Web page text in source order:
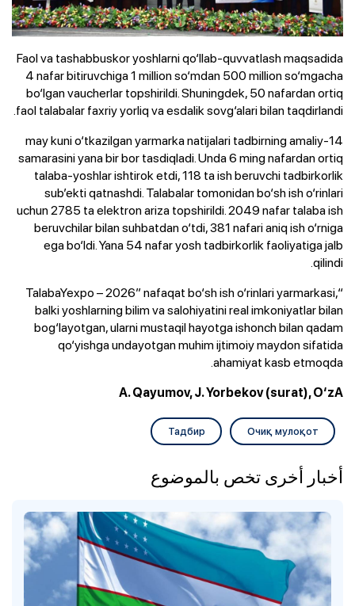
Faol va tashabbuskor yoshlarni qo‘llab-quvvatlash maqsadida
4 nafar bitiruvchiga 1 million so‘mdan 500 million so‘mgacha
bo‘lgan vaucherlar topshirildi. Shuningdek, 50 nafardan ortiq
faol talabalar faxriy yorliq va esdalik sovg‘alari bilan taqdirlandi.
14-may kuni o‘tkazilgan yarmarka natijalari tadbirning amaliy
samarasini yana bir bor tasdiqladi. Unda 6 ming nafardan ortiq
talaba-yoshlar ishtirok etdi, 118 ta ish beruvchi tadbirkorlik
sub’ekti qatnashdi. Talabalar tomonidan bo‘sh ish o‘rinlari
uchun 2785 ta elektron ariza topshirildi. 2049 nafar talaba ish
beruvchilar bilan suhbatdan o‘tdi, 381 nafari aniq ish o‘rniga
ega bo‘ldi. Yana 54 nafar yosh tadbirkorlik faoliyatiga jalb
qilindi.
“TalabaYexpo – 2026” nafaqat bo‘sh ish o‘rinlari yarmarkasi,
balki yoshlarning bilim va salohiyatini real imkoniyatlar bilan
bog‘layotgan, ularni mustaqil hayotga ishonch bilan qadam
qo‘yishga undayotgan muhim ijtimoiy maydon sifatida
ahamiyat kasb etmoqda.
A. Qayumov, J. Yorbekov (surat), O‘zA
Очиқ мулоқот
Тадбир
أخبار أخرى تخص بالموضوع